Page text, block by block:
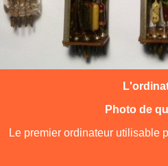
Photo de
Le premier ordinateur utilisable